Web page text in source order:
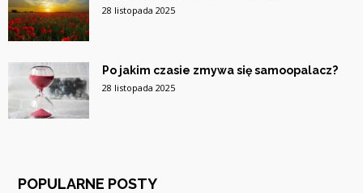
28 listopada 2025
Po jakim czasie zmywa się samoopalacz?
28 listopada 2025
POPULARNE POSTY